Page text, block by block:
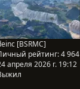
[BSRMC]
рейтинг:4 964
апреля 2026 г. 19:12